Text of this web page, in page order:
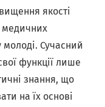
якості
медичних
Сучасний
функції лише
знання, що
на їх основі